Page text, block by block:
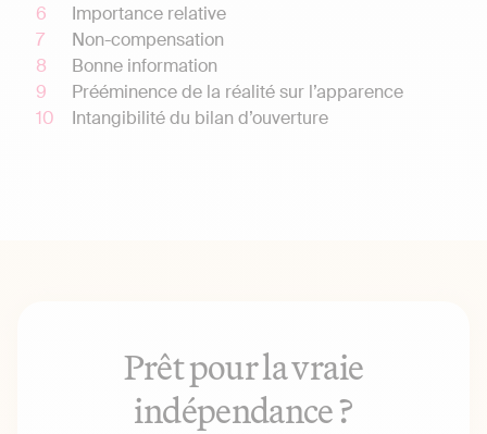
Importance relative
Non-compensation
Bonne information
Prééminence de la réalité sur l’apparence
Intangibilité du bilan d’ouverture
Prêt pour la vraie
indépendance ?